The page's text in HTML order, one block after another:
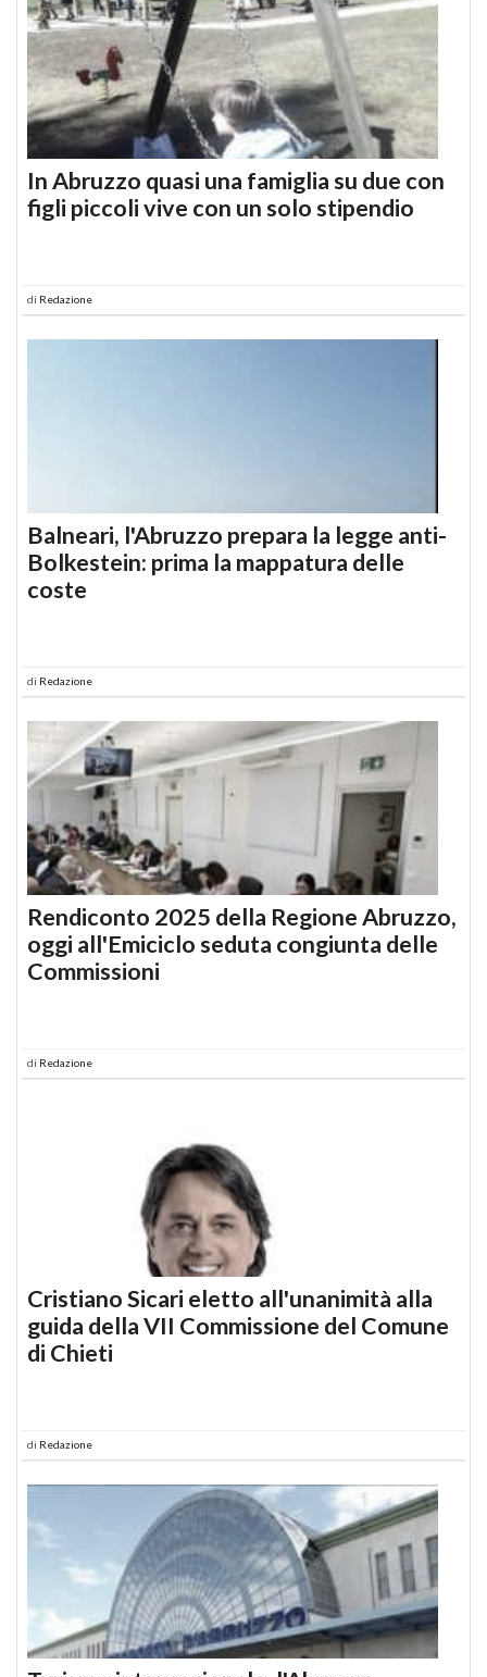
In Abruzzo quasi una famiglia su due con
figli piccoli vive con un solo stipendio
di Redazione
Balneari, l'Abruzzo prepara la legge anti-
Bolkestein: prima la mappatura delle
coste
di Redazione
Rendiconto 2025 della Regione Abruzzo,
oggi all'Emiciclo seduta congiunta delle
Commissioni
di Redazione
Cristiano Sicari eletto all'unanimità alla
guida della VII Commissione del Comune
di Chieti
di Redazione